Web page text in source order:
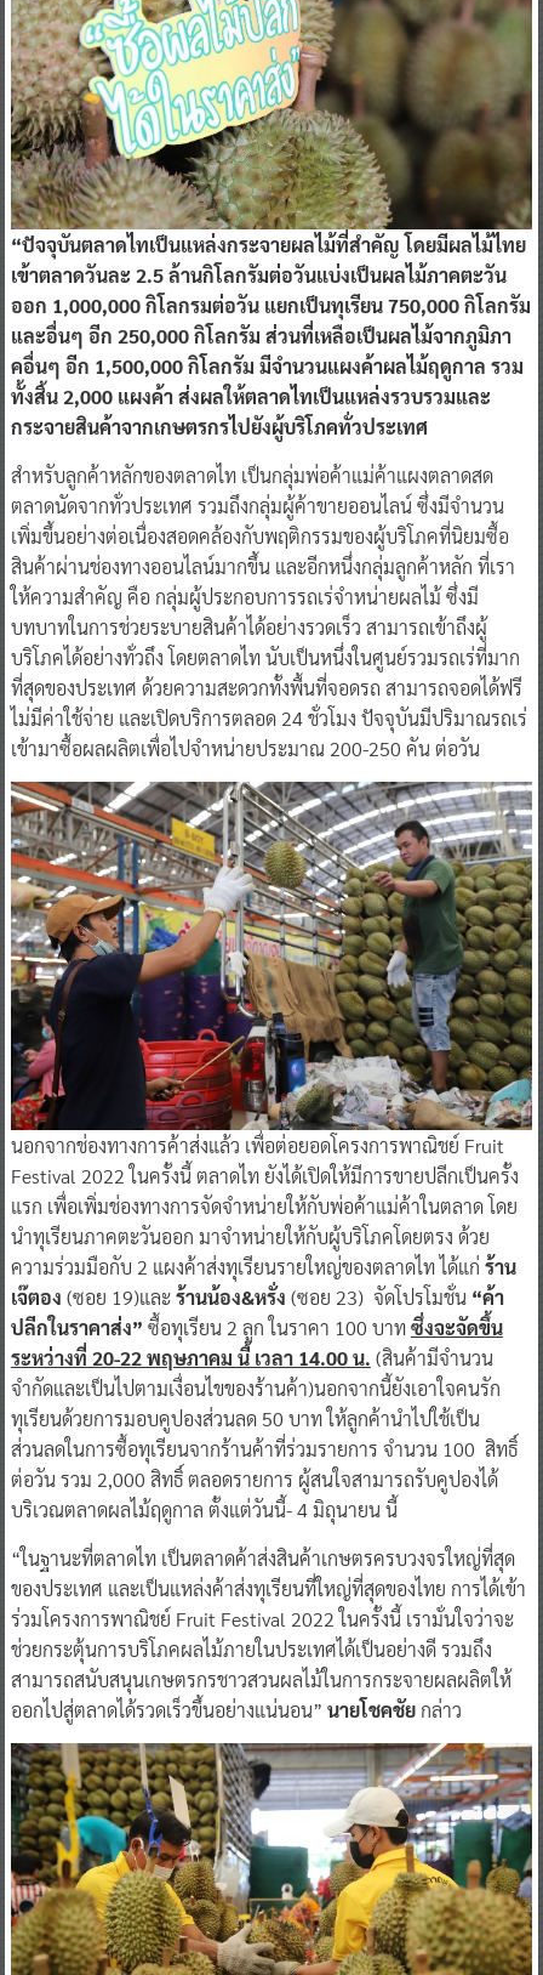
“ปัจจุบันตลาดไทเป็นแหล่งกระจายผลไม้ที่สำคัญ โดยมีผลไม้ไทย
เข้าตลาดวันละ 2.5 ล้านกิโลกรัมต่อวันแบ่งเป็นผลไม้ภาคตะวัน
ออก 1,000,000 กิโลกรมต่อวัน แยกเป็นทุเรียน 750,000 กิโลกรัม
และอื่นๆ อีก 250,000 กิโลกรัม ส่วนที่เหลือเป็นผลไม้จากภูมิภา
คอื่นๆ อีก 1,500,000 กิโลกรัม มีจำนวนแผงค้าผลไม้ฤดูกาล รวม
ทั้งสิ้น 2,000 แผงค้า ส่งผลให้ตลาดไทเป็นแหล่งรวบรวมและ
กระจายสินค้าจากเกษตรกรไปยังผู้บริโภคทั่วประเทศ
สำหรับลูกค้าหลักของตลาดไท เป็นกลุ่มพ่อค้าแม่ค้าแผงตลาดสด
ตลาดนัดจากทั่วประเทศ รวมถึงกลุ่มผู้ค้าขายออนไลน์ ซึ่งมีจำนวน
เพิ่มขึ้นอย่างต่อเนื่องสอดคล้องกับพฤติกรรมของผู้บริโภคที่นิยมซื้อ
สินค้าผ่านช่องทางออนไลน์มากขึ้น และอีกหนึ่งกลุ่มลูกค้าหลัก ที่เรา
ให้ความสำคัญ คือ กลุ่มผู้ประกอบการรถเร่จำหน่ายผลไม้ ซึ่งมี
บทบาทในการช่วยระบายสินค้าได้อย่างรวดเร็ว สามารถเข้าถึงผู้
บริโภคได้อย่างทั่วถึง โดยตลาดไท นับเป็นหนึ่งในศูนย์รวมรถเร่ที่มาก
ที่สุดของประเทศ ด้วยความสะดวกทั้งพื้นที่จอดรถ สามารถจอดได้ฟรี
ไม่มีค่าใช้จ่าย และเปิดบริการตลอด 24 ชั่วโมง ปัจจุบันมีปริมาณรถเร่
เข้ามาซื้อผลผลิตเพื่อไปจำหน่ายประมาณ 200-250 คัน ต่อวัน
นอกจากช่องทางการค้าส่งแล้ว เพื่อต่อยอดโครงการพาณิชย์ Fruit
Festival 2022 ในครั้งนี้ ตลาดไท ยังได้เปิดให้มีการขายปลีกเป็นครั้ง
แรก เพื่อเพิ่มช่องทางการจัดจำหน่ายให้กับพ่อค้าแม่ค้าในตลาด โดย
นำทุเรียนภาคตะวันออก มาจำหน่ายให้กับผู้บริโภคโดยตรง ด้วย
ความร่วมมือกับ 2 แผงค้าส่งทุเรียนรายใหญ่ของตลาดไท ได้แก่ ร้าน
เจ๊ตอง (ซอย 19)และร้านน้อง&หรั่ง (ซอย 23) จัดโปรโมชั่น “ค้า
ปลีกในราคาส่ง” ซื้อทุเรียน 2 ลูก ในราคา 100 บาทซึ่งจะจัดขึ้น
ระหว่างที่ 20-22 พฤษภาคม นี้ เวลา 14.00 น. (สินค้ามีจำนวน
จำกัดและเป็นไปตามเงื่อนไขของร้านค้า)นอกจากนี้ยังเอาใจคนรัก
ทุเรียนด้วยการมอบคูปองส่วนลด 50 บาท ให้ลูกค้านำไปใช้เป็น
ส่วนลดในการซื้อทุเรียนจากร้านค้าที่ร่วมรายการ จำนวน 100 สิทธิ์
ต่อวัน รวม 2,000 สิทธิ์ ตลอดรายการ ผู้สนใจสามารถรับคูปองได้
บริเวณตลาดผลไม้ฤดูกาล ตั้งแต่วันนี้- 4 มิถุนายน นี้
“ในฐานะที่ตลาดไท เป็นตลาดค้าส่งสินค้าเกษตรครบวงจรใหญ่ที่สุด
ของประเทศ และเป็นแหล่งค้าส่งทุเรียนที่ใหญ่ที่สุดของไทย การได้เข้า
ร่วมโครงการพาณิชย์ Fruit Festival 2022 ในครั้งนี้ เรามั่นใจว่าจะ
ช่วยกระตุ้นการบริโภคผลไม้ภายในประเทศได้เป็นอย่างดี รวมถึง
สามารถสนับสนุนเกษตรกรชาวสวนผลไม้ในการกระจายผลผลิตให้
ออกไปสู่ตลาดได้รวดเร็วขึ้นอย่างแน่นอน” นายโชคชัยกล่าว